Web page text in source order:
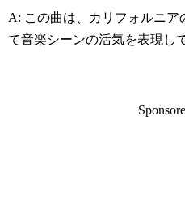
A: この曲は、カリフォルニア
て音楽シーンの活気を表現し